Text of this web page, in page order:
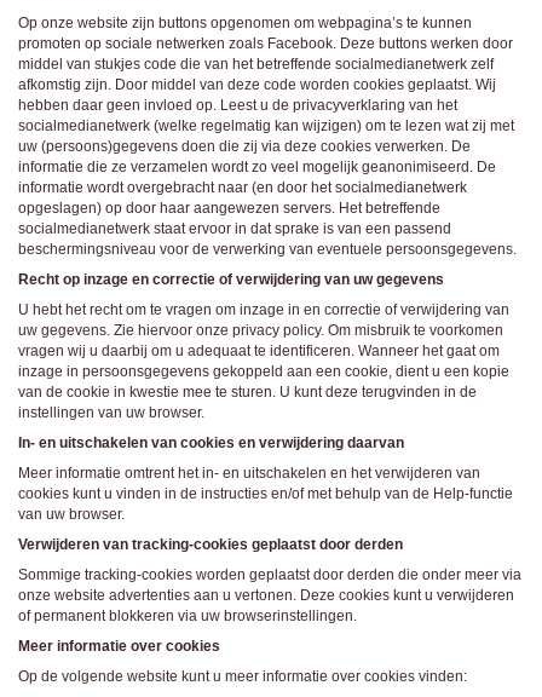
Op onze website zijn buttons opgenomen om webpagina’s te kunnen
promoten op sociale netwerken zoals Facebook. Deze buttons werken door
middel van stukjes code die van het betreffende socialmedianetwerk zelf
afkomstig zijn. Door middel van deze code worden cookies geplaatst. Wij
hebben daar geen invloed op. Leest u de privacyverklaring van het
socialmedianetwerk (welke regelmatig kan wijzigen) om te lezen wat zij met
uw (persoons)gegevens doen die zij via deze cookies verwerken. De
informatie die ze verzamelen wordt zo veel mogelijk geanonimiseerd. De
informatie wordt overgebracht naar (en door het socialmedianetwerk
opgeslagen) op door haar aangewezen servers. Het betreffende
socialmedianetwerk staat ervoor in dat sprake is van een passend
beschermingsniveau voor de verwerking van eventuele persoonsgegevens.
Recht op inzage en correctie of verwijdering van uw gegevens
U hebt het recht om te vragen om inzage in en correctie of verwijdering van
uw gegevens. Zie hiervoor onze privacy policy. Om misbruik te voorkomen
vragen wij u daarbij om u adequaat te identificeren. Wanneer het gaat om
inzage in persoonsgegevens gekoppeld aan een cookie, dient u een kopie
van de cookie in kwestie mee te sturen. U kunt deze terugvinden in de
instellingen van uw browser.
In- en uitschakelen van cookies en verwijdering daarvan
Meer informatie omtrent het in- en uitschakelen en het verwijderen van
cookies kunt u vinden in de instructies en/of met behulp van de Help-functie
van uw browser.
Verwijderen van tracking-cookies geplaatst door derden
Sommige tracking-cookies worden geplaatst door derden die onder meer via
onze website advertenties aan u vertonen. Deze cookies kunt u verwijderen
of permanent blokkeren via uw browserinstellingen.
Meer informatie over cookies
Op de volgende website kunt u meer informatie over cookies vinden: